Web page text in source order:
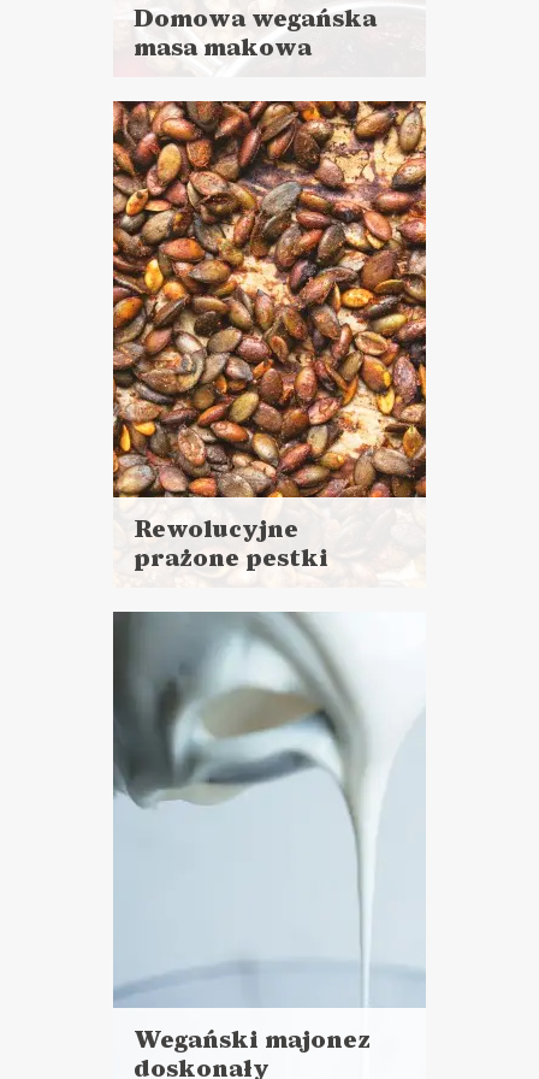
Domowa wegańska
masa makowa
więcej
Czas przygotowania: 30 minut
CIASTA I DESERY
SOSY I DODATKI
BOŻE NARODZENIE ?
Rewolucyjne
prażone pestki
więcej
Czas przygotowania:
do 30 minut
SOSY I DODATKI
Wegański majonez
doskonały